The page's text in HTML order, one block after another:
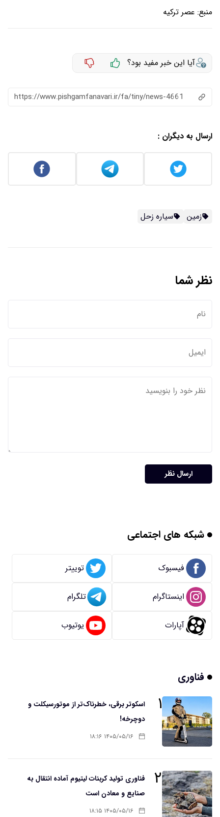
منبع: عصر ترکیه
آیا این خبر مفید بود؟
https://www.pishgamfanavari.ir/fa/tiny/news-4661
ارسال به دیگران :
زمین سیاره زحل
نظر شما
ارسال نظر
شبکه های اجتماعی
فیسبوک توییتر
اینستاگرام تلگرام
آپارات یوتیوب
فناوری
۱
اسکوتر برقی، خطرناک‌تر از موتورسیکلت و
دوچرخه!
۱۴۰۵/۰۵/۱۶ ۱۸:۱۶
۲
فناوری تولید کربنات لیتیوم آماده انتقال به
صنایع و معادن است
۱۴۰۵/۰۵/۱۶ ۱۸:۱۵